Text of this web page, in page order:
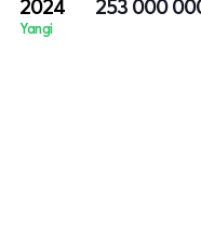
2024
Yangi
253 000